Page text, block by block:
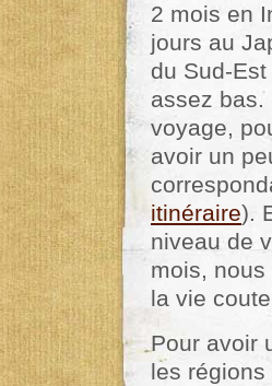
2 mois en
jours au
du Sud-
assez bas.
voyage,
avoir un
itinéraire).
niveau de
mois,
la vie
Pour avoir
les